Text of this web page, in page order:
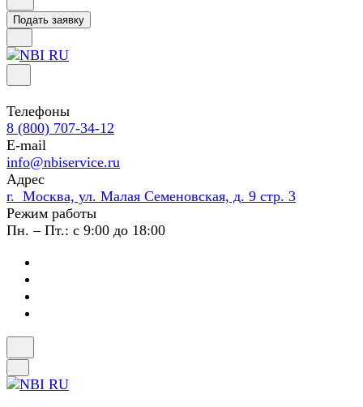
Подать заявку
Телефоны
8 (800) 707-34-12
E-mail
info@nbiservice.ru
Адрес
г. Москва, ул. Малая Семеновская, д. 9 стр. 3
Режим работы
Пн. – Пт.: с 9:00 до 18:00